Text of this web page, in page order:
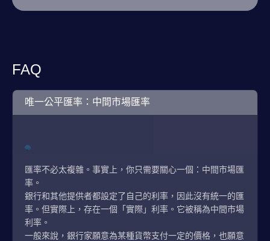
FAQ
唯一公平匯率：中間市場匯率
匯率不必太複雜。事實上，你只需要關心一個：中間市場匯
率。
銀行和其他提供者都設定了自己的利率，因此沒有統一的匯
率。但實際上，存在一個「實際」利率。它被稱為中間市場
利率。
一般來說，銀行家願意為某種貨幣支付一定的價格，也願意